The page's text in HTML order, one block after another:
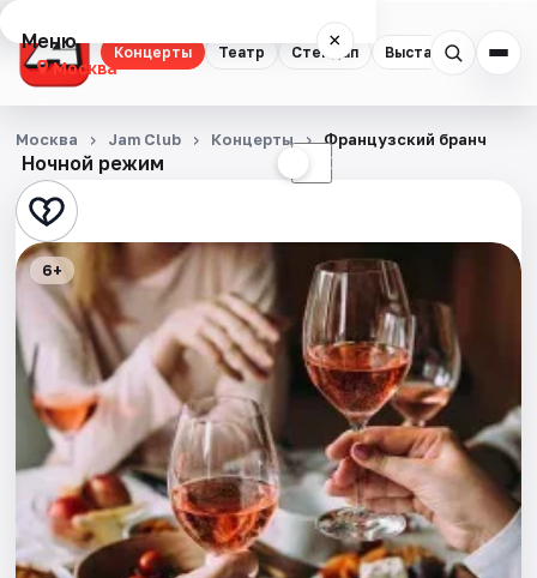
Концерты Театр Стендап Выставки
Меню ×
Москва
Концерты
Театр
Стендап
Выставки
Квесты
Экскурсии
Спорт
События
Ночной режим ☾
Москва Jam Club Концерты Французский бранч
6+